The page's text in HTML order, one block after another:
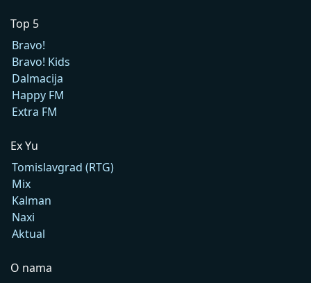
Top 5
Bravo!
Bravo! Kids
Dalmacija
Happy FM
Extra FM
Ex Yu
Tomislavgrad (RTG)
Mix
Kalman
Naxi
Aktual
O nama